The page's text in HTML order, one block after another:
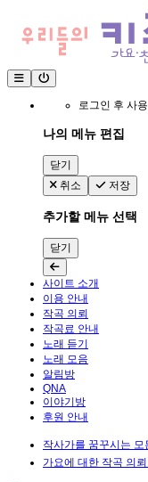
로그인 후 사
나의 메뉴 편집
닫기
취소
저장
추가할 메뉴 선택
닫기
사이트 소개
이용 안내
작곡 의뢰
작곡료 안내
노래 듣기
노래 모음
알림방
QNA
이야기방
후원 안내
작사가를 꿈꾸시는 모
가요에 대한 작곡 의